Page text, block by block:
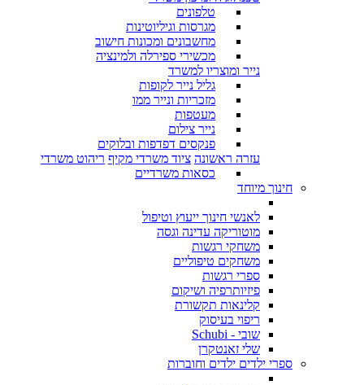
טלפונים
מגרסות וגיליוטינות
מחשבונים ומכונות חישוב
מכשירי ספירלה ולמינציה
נייר ומוצריו למשרד
גליל נייר לקופות
מזכריות ונייר ממו
מעטפות
נייר צילום
פנקסים דפדפות ובלוקים
עזרה ראשונה ציוד משרדי מקיף ריהוט משרדי
כסאות משרדיים
חינוך מיוחד
לאנשי חינוך ייעוץ וטיפול
מוטוריקה עדינה וגסה
משחקי רגשות
משחקים טיפוליים
ספרי רגשות
פיזיותרפיה ושיקום
קלינאות תקשורת
ריפוי בעיסוק
שובי - Schubi
שלי זאנטקרן
ספרי ילדים ילדים וחוברות